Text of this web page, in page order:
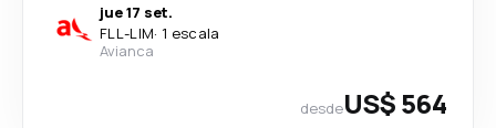
jue 17 set.
FLL-LIM· 1 escala
Avianca
desdeUS$ 564